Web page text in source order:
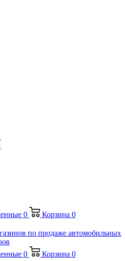
0 Корзина 0
0 Корзина 0